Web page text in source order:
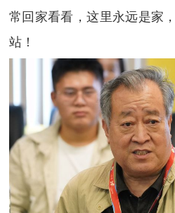
常回家看看，这里永远是家
站！